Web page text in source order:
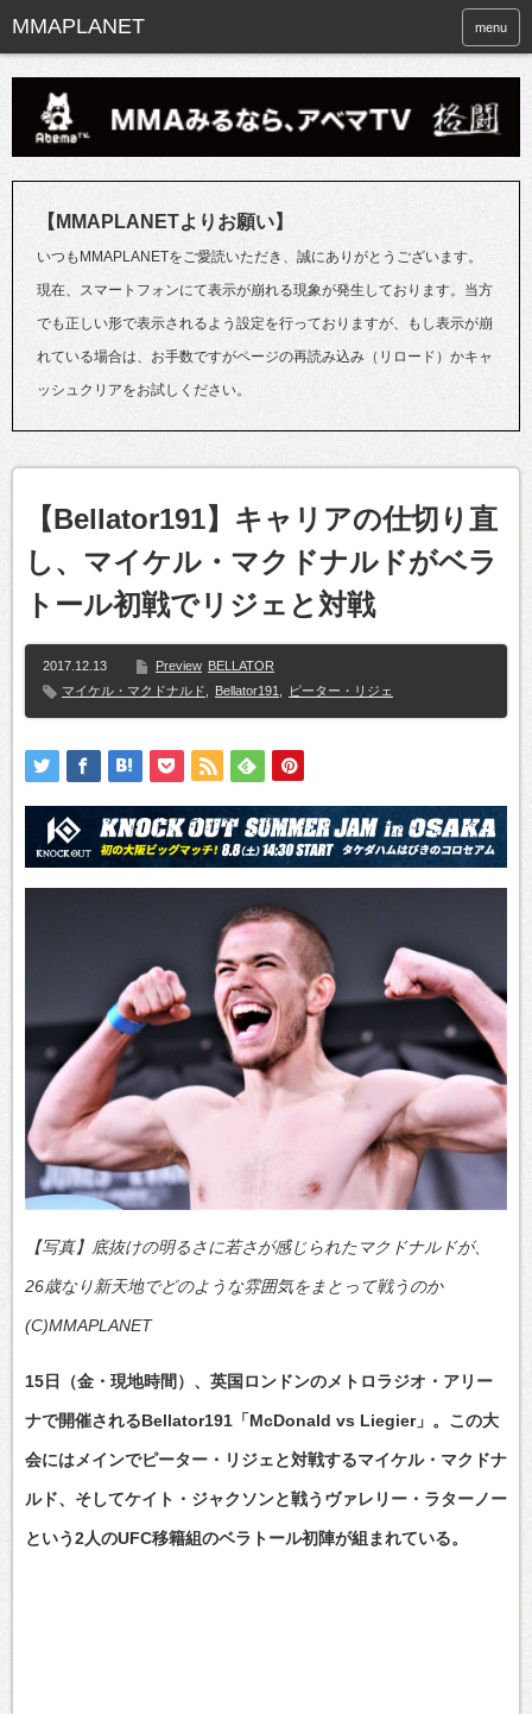
menu
【MMAPLANETよりお願い】
いつもMMAPLANETをご愛読いただき、誠にありがとうございます。
現在、スマートフォンにて表示が崩れる現象が発生しております。当方
でも正しい形で表示されるよう設定を行っておりますが、もし表示が崩
れている場合は、お手数ですがページの再読み込み（リロード）かキャ
ッシュクリアをお試しください。
【Bellator191】キャリアの仕切り直
し、マイケル・マクドナルドがベラ
トール初戦でリジェと対戦
2017.12.13 Preview BELLATOR
マイケル・マクドナルド
Bellator191 ピーター・リジェ
【写真】底抜けの明るさに若さが感じられたマクドナルドが、
26歳なり新天地でどのような雰囲気をまとって戦うのか
(C)MMAPLANET
15日（金・現地時間）、英国ロンドンのメトロラジオ・アリー
ナで開催されるBellator191「McDonald vs Liegier」。この大
会にはメインでピーター・リジェと対戦するマイケル・マクドナ
ルド、そしてケイト・ジャクソンと戦うヴァレリー・ラターノー
という2人のUFC移籍組のベラトール初陣が組まれている。